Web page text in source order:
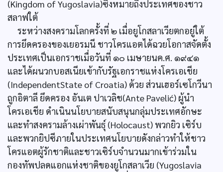
(Kingdom of Yugoslavia)ซึ่งหมายถึงประเทศของชาว
สลาฟใต้
ระหว่างสงครามโลกครั้งที่ ๒ เมื่อยูโกสลาเวียตกอยู่ใต้
การยึดครองของเยอรมนี ชาวโครแอตได้ฉวยโอกาสจัดตั้ง
ประเทศเป็นเอกราชเมื่อวันที่ ๑๐ เมษายนค.ศ. ๑๙๔๑
และได้ผนวกบอสเนียเข้ากับรัฐเอกราชแห่งโครเอเชีย
(IndependentState of Croatia) ด้วย ส่วนเฮอร์เซโกวีนา
ถูกอิตาลี ยึดครอง อันเต ปาเวลิช(Ante Pavelić) ผู้นำ
โครเอเชีย ดำเนินนโยบายสนับสนุนกลุ่มประเทศอักษะ
และทำสงครามล้างเผ่าพันธุ์ (Holocaust) พวกยิว เซิร์บ
และพวกยิปซีภายในประเทศนโยบายดังกล่าวทำให้ชาว
โครแอตผู้รักชาติและชาวเซิร์บจำนวนมากเข้าร่วมใน
กองทัพปลดแอกแห่งชาติของยูโกสลาเวีย (Yugoslavia